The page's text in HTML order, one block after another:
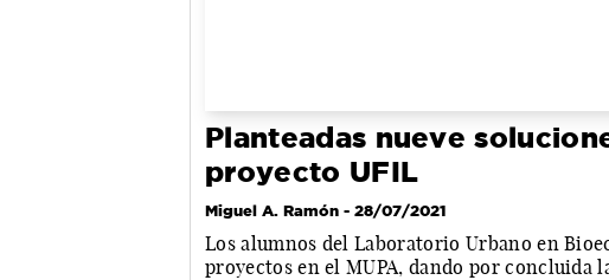
Planteadas nueve
proyecto UFIL
Miguel A. Ramón - 28/07/2021
Los alumnos del Laboratorio Urbano en
proyectos en el MUPA, dando por concluida